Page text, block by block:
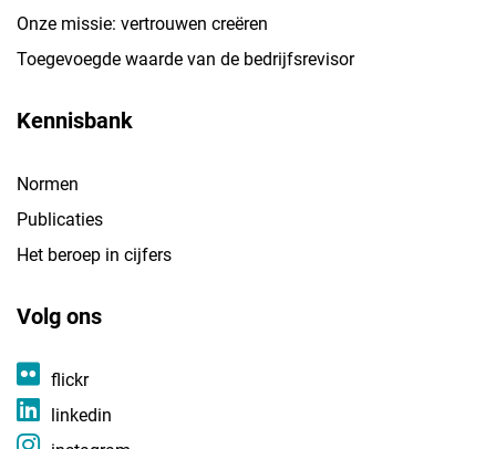
Onze missie: vertrouwen creëren
Toegevoegde waarde van de bedrijfsrevisor
Kennisbank
Normen
Publicaties
Het beroep in cijfers
Volg ons
flickr
linkedin